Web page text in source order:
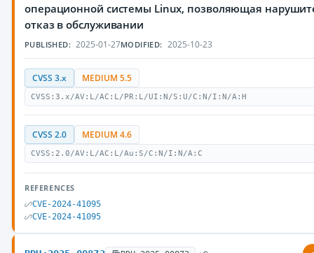
операционной системы Linux, позволяющая
отказ в обслуживании
PUBLISHED: 2025-01-27MODIFIED: 2025-10-23
CVSS 3.x MEDIUM 5.5
CVSS:3.x/AV:L/AC:L/PR:L/UI:N/S:U/C:N/I:N/A:H
CVSS 2.0 MEDIUM 4.6
CVSS:2.0/AV:L/AC:L/Au:S/C:N/I:N/A:C
REFERENCES
CVE-2024-41095
CVE-2024-41095